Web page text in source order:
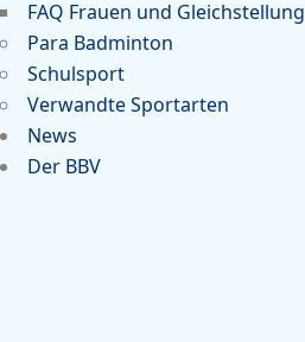
FAQ Frauen und Gleichstellung
Para Badminton
Schulsport
Verwandte Sportarten
News
Der BBV